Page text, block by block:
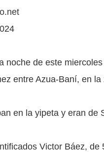
noche de este
entre Azua-Baní, en
en la yipeta y eran de
Victor Báez,